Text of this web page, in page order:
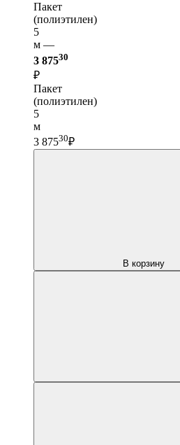
Пакет
(полиэтилен)
5
м —
3 87530
₽
Пакет
(полиэтилен)
5
м
3 87530₽
В корзину